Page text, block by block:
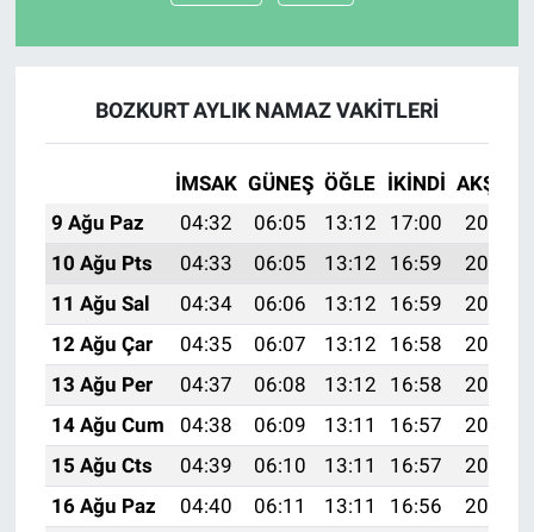
BOZKURT AYLIK NAMAZ VAKITLERI
İMSAK GÜNEŞ ÖĞLE İKINDI AKŞAM
9 Ağu Paz
04:32 06:05 13:12 17:00
20:10
10 Ağu Pts
04:33 06:05 13:12 16:59
20:09
11 Ağu Sal
04:34 06:06 13:12 16:59
20:08
12 Ağu Çar
04:35 06:07 13:12 16:58
20:06
13 Ağu Per
04:37 06:08 13:12 16:58
20:05
14 Ağu Cum
04:38 06:09 13:11 16:57
20:04
15 Ağu Cts
04:39 06:10 13:11 16:57
20:03
16 Ağu Paz
04:40 06:11 13:11 16:56
20:01